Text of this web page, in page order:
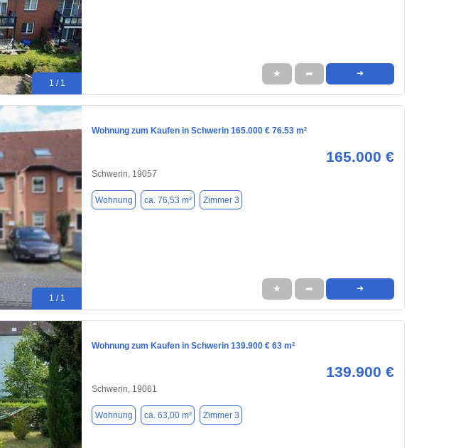
1 / 1
★ ➦ ➜
1 / 1
Wohnung zum Kaufen in Schwerin 165.000 € 76.53 m²
165.000 €
Schwerin, 19057
Wohnung ca. 76,53 m² Zimmer 3
★ ➦ ➜
Wohnung zum Kaufen in Schwerin 139.900 € 63 m²
139.900 €
Schwerin, 19061
Wohnung ca. 63,00 m² Zimmer 3